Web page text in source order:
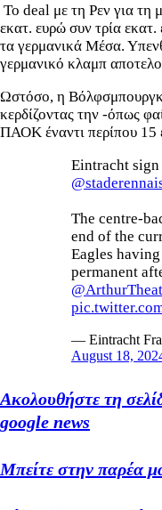
Το deal με τη Ρεν για τη
εκατ. ευρώ συν τρία
τα γερμανικά Μέσα.
γερμανικό κλαμπ
Ωστόσο, η
κερδίζοντας την -όπως
ΠΑΟΚ έναντι περίπου 15
Eintracht
The centre-
end of the
Eagles
permanent
— Eintracht
August 18,
Ακολουθήστε τη
google news
Μπείτε στην παρέα